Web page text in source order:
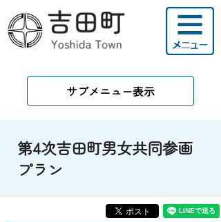
サブメニュー表示
第4次吉田町男女共同参画
プラン